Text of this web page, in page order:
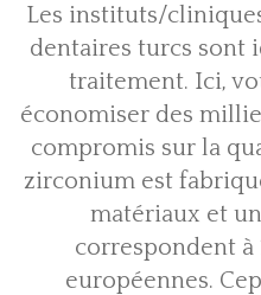
Les instituts/
dentaires turcs sont
traitement. Ici,
économiser des
compromis sur la
zirconium est
matériaux et
correspondent à
européennes.